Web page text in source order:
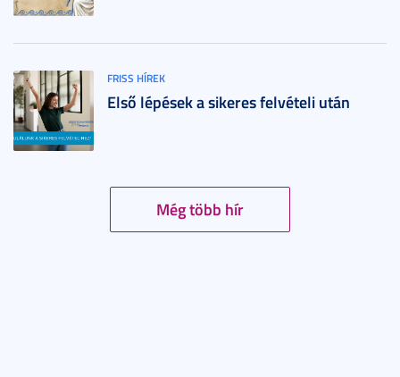
FRISS HÍREK
Első lépések a sikeres felvételi után
Még több hír